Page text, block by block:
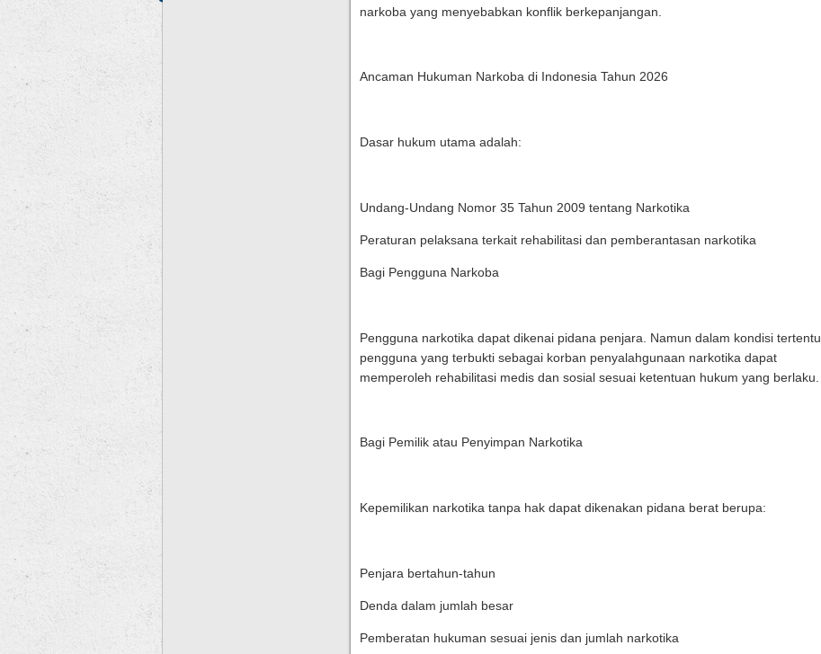
narkoba yang menyebabkan konflik berkepanjangan.
Ancaman Hukuman Narkoba di Indonesia Tahun 2026
Dasar hukum utama adalah:
Undang-Undang Nomor 35 Tahun 2009 tentang Narkotika
Peraturan pelaksana terkait rehabilitasi dan pemberantasan narkotika
Bagi Pengguna Narkoba
Pengguna narkotika dapat dikenai pidana penjara. Namun dalam kondisi tertentu,
pengguna yang terbukti sebagai korban penyalahgunaan narkotika dapat
memperoleh rehabilitasi medis dan sosial sesuai ketentuan hukum yang berlaku.
Bagi Pemilik atau Penyimpan Narkotika
Kepemilikan narkotika tanpa hak dapat dikenakan pidana berat berupa:
Penjara bertahun-tahun
Denda dalam jumlah besar
Pemberatan hukuman sesuai jenis dan jumlah narkotika